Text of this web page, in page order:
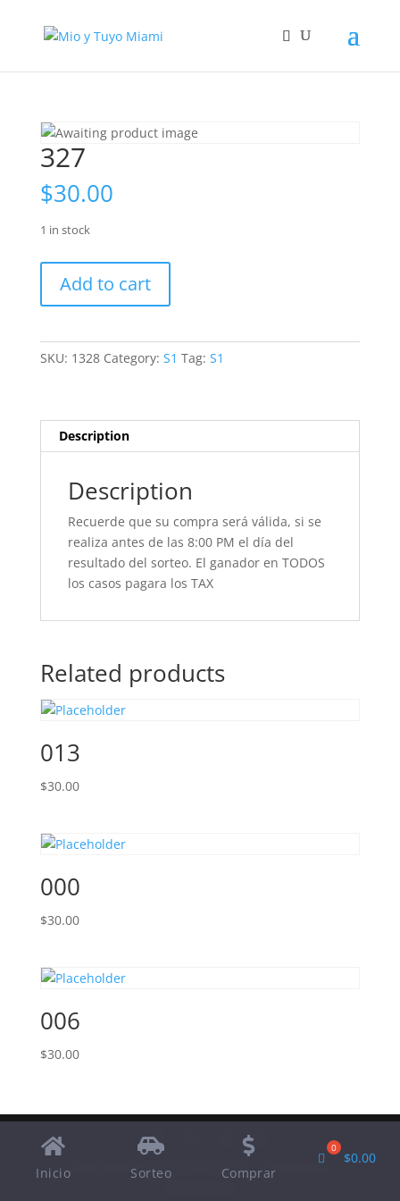
327
$30.00
1 in stock
quantity
Add to cart
SKU: 1328 Category: S1 Tag: S1
Description
Description
Recuerde que su compra será válida, si se
realiza antes de las 8:00 PM el día del
resultado del sorteo. El ganador en TODOS
los casos pagara los TAX
Related products
013
$30.00
000
$30.00
006
$30.00
Designed by Elegant Themes
| Powered by
Inicio Sorteo Comprar
$0.00